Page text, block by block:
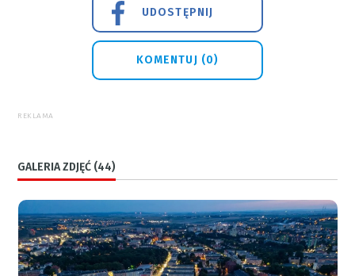
UDOSTĘPNIJ
KOMENTUJ (0)
REKLAMA
GALERIA ZDJĘĆ (44)